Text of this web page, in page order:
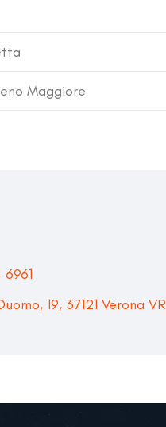
Maggiore
6961
19, 37121 Verona VR